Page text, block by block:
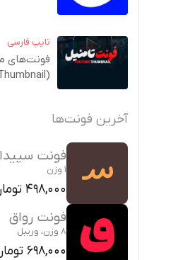
تایپ فارسی
فونت‌های
(YouTube Thumbnail)
آخرین فونت‌ها
فونت
1 وزن
498,000 تومان
فونت رواق
8 وزن، وریبل
698,000 تومان